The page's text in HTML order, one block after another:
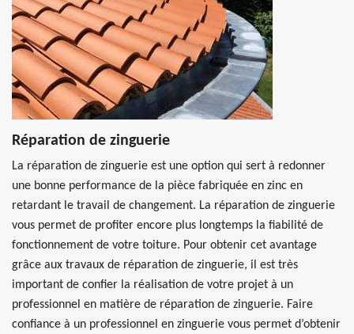
Réparation de zinguerie
La réparation de zinguerie est une option qui sert à redonner
une bonne performance de la pièce fabriquée en zinc en
retardant le travail de changement. La réparation de zinguerie
vous permet de profiter encore plus longtemps la fiabilité de
fonctionnement de votre toiture. Pour obtenir cet avantage
grâce aux travaux de réparation de zinguerie, il est très
important de confier la réalisation de votre projet à un
professionnel en matière de réparation de zinguerie. Faire
confiance à un professionnel en zinguerie vous permet d’obtenir